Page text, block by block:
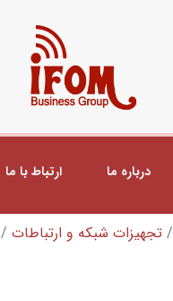
درباره ما ارتباط با ما
/ تجهیزات شبکه و ارتباطات /